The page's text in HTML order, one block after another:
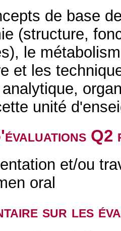
de base
(structure,
le
et les
unité
et/ou
oral
sur les